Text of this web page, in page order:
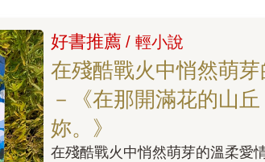
好書推薦 / 輕小說
在殘酷戰火中悄然萌
－《在那開滿花的山
妳。》
在殘酷戰火中悄然萌芽的溫柔愛